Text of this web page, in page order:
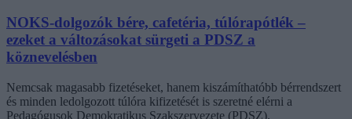
NOKS-dolgozók bére, cafetéria, túlórapótlék –
ezeket a változásokat sürgeti a PDSZ a
köznevelésben
Nemcsak magasabb fizetéseket, hanem kiszámíthatóbb bérrendszert
és minden ledolgozott túlóra kifizetését is szeretné elérni a
Pedagógusok Demokratikus Szakszervezete (PDSZ).